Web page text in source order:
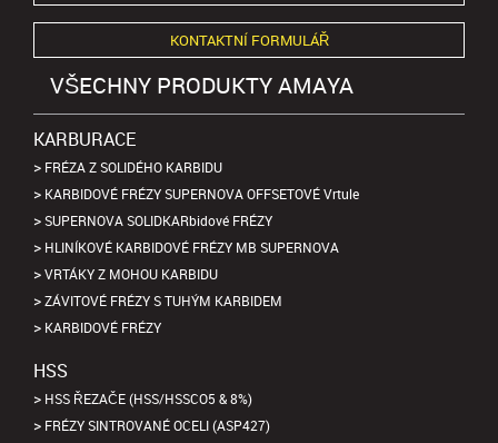
KONTAKTNÍ FORMULÁŘ
VŠECHNY PRODUKTY AMAYA
KARBURACE
FRÉZA Z SOLIDÉHO KARBIDU
KARBIDOVÉ FRÉZY SUPERNOVA OFFSETOVÉ Vrtule
SUPERNOVA SOLIDKARbidové FRÉZY
HLINÍKOVÉ KARBIDOVÉ FRÉZY MB SUPERNOVA
VRTÁKY Z MOHOU KARBIDU
ZÁVITOVÉ FRÉZY S TUHÝM KARBIDEM
KARBIDOVÉ FRÉZY
HSS
HSS ŘEZAČE (HSS/HSSCO5 & 8%)
FRÉZY SINTROVANÉ OCELI (ASP427)